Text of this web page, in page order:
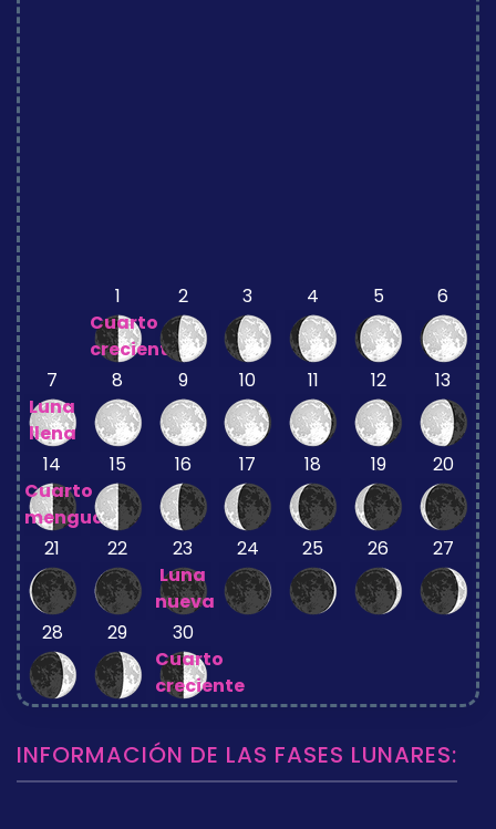
1
Cuarto
creciente
2 3 4 5 6
7
Luna
llena
8 9 10 11 12 13
14
Cuarto
menguante
15 16 17 18 19 20
21 22
23
Luna
nueva
24 25 26 27
28 29
30
Cuarto
creciente
INFORMACIÓN DE LAS FASES LUNARES: